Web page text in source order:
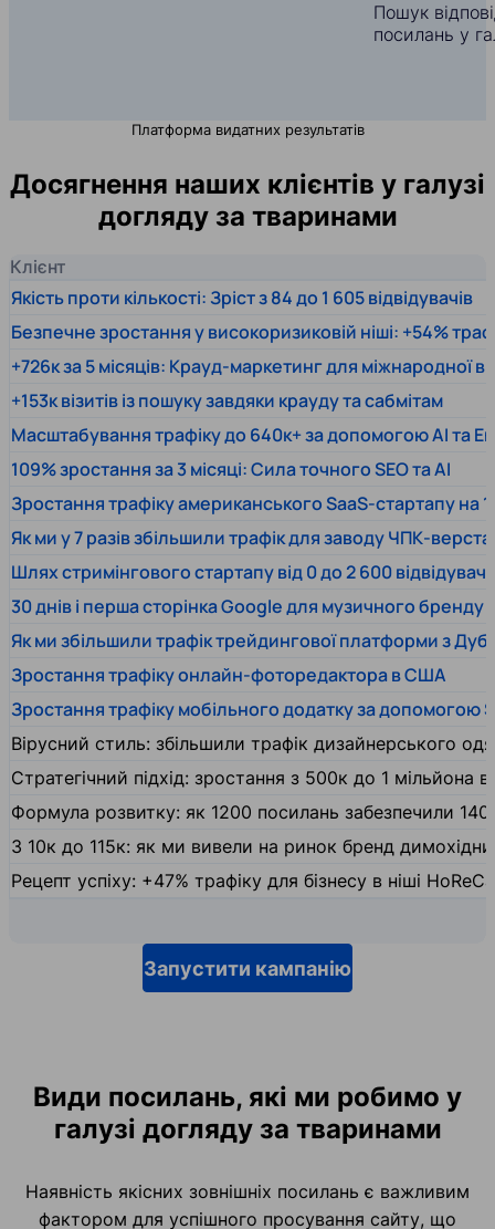
Пошук
посилань у
Платформа видатних результатів
Досягнення наших клієнтів у галузі
догляду за тваринами
Клієнт
Якість проти кількості: Зріст з 84 до 1 605 відвідувачів
Безпечне зростання у високоризиковій ніші: +54%
+726к за 5 місяців: Крауд-маркетинг для міжнародної
+153к візитів із пошуку завдяки крауду та сабмітам
Масштабування трафіку до 640к+ за допомогою AI та
109% зростання за 3 місяці: Сила точного SEO та AI
Зростання трафіку американського SaaS-стартапу на
Як ми у 7 разів збільшили трафік для заводу ЧПК-
Шлях стримінгового стартапу від 0 до 2 600
30 днів і перша сторінка Google для музичного бренду
Як ми збільшили трафік трейдингової платформи з
Зростання трафіку онлайн-фоторедактора в США
Зростання трафіку мобільного додатку за допомогою
Вірусний стиль: збільшили трафік дизайнерського
Стратегічний підхід: зростання з 500к до 1 мільйона
Формула розвитку: як 1200 посилань забезпечили
З 10к до 115к: як ми вивели на ринок бренд
Рецепт успіху: +47% трафіку для бізнесу в ніші HoReCa
Запустити кампанію
Види посилань, які ми робимо у
галузі догляду за тваринами
Наявність якісних зовнішніх посилань є важливим
фактором для успішного просування сайту, що